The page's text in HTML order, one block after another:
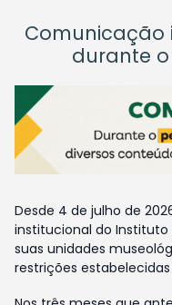
Comunicação
durante
Desde 4 de julho de
institucional do Instituto
suas unidades
restrições